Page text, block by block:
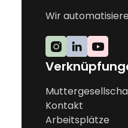
Wir
Kontakt
Arbeitsplätze